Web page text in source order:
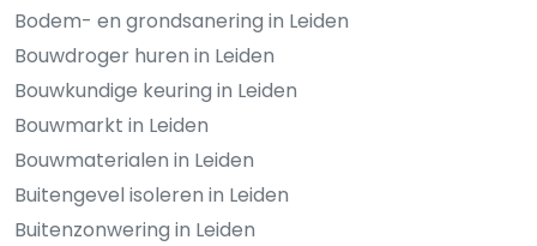
Bodem- en grondsanering in Leiden
Bouwdroger huren in Leiden
Bouwkundige keuring in Leiden
Bouwmarkt in Leiden
Bouwmaterialen in Leiden
Buitengevel isoleren in Leiden
Buitenzonwering in Leiden